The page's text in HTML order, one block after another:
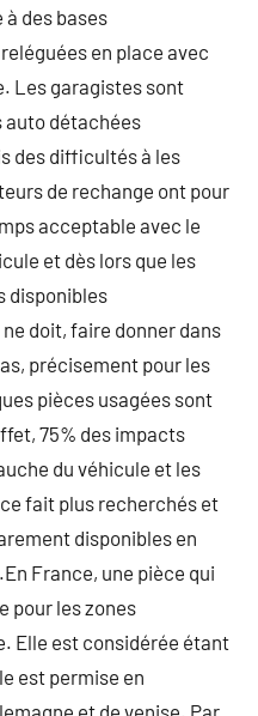
des bases
en place avec
Les garagistes sont
auto détachées
des difficultés à les
de rechange ont pour
acceptable avec le
et dès lors que les
disponibles
doit, faire donner dans
précisement pour les
pièces usagées sont
75% des impacts
du véhicule et les
fait plus recherchés et
disponibles en
France, une pièce qui
pour les zones
Elle est considérée étant
est permise en
et de venise. Par